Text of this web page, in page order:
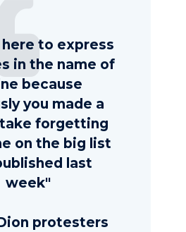
here to express
in the name of
because
you made a
forgetting
on the big list
last
week"
protesters